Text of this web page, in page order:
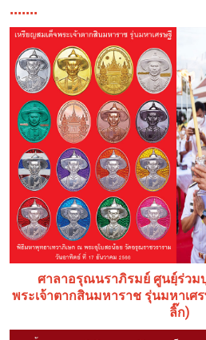
.......
ศาลาอรุณนราภิรมย์ ศูนยฺ์ร่วม
พระเจ้าตากสินมหาราช รุ่นมหาเศ
ลิ๊ก)